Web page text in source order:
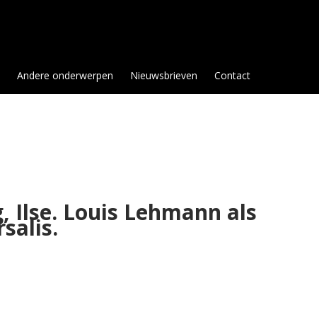
Andere onderwerpen Nieuwsbrieven Contact
Ilse. Louis Lehmann als